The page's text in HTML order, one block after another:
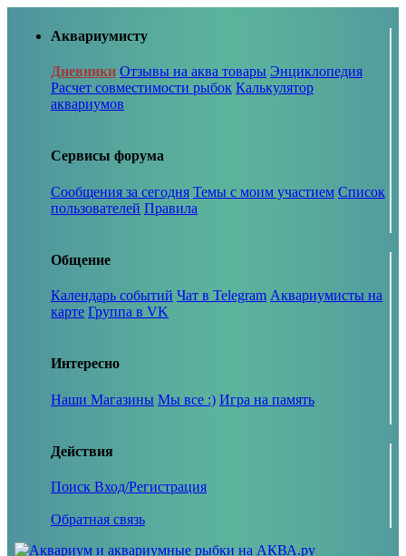
Аквариумисту
Дневники Отзывы на аква товары Энциклопедия
Расчет совместимости рыбок Калькулятор
аквариумов
Сервисы форума
Сообщения за сегодня Темы с моим участием Список
пользователей Правила
Общение
Календарь событий Чат в Telegram Аквариумисты на
карте Группа в VK
Интересно
Наши Магазины Мы все :) Игра на память
Действия
Поиск Вход/Регистрация
Обратная связь